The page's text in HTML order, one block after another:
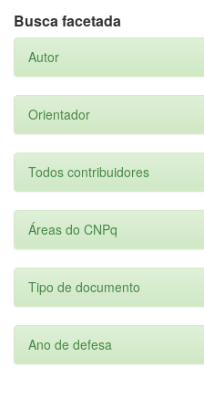
Busca facetada
Autor
Orientador
Todos contribuidores
Áreas do CNPq
Tipo de documento
Ano de defesa